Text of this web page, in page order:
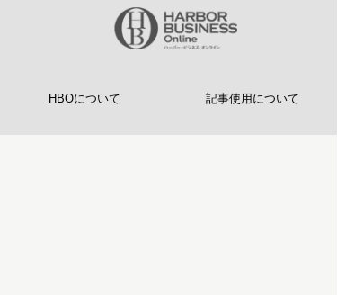
HBOについて 記事使用について